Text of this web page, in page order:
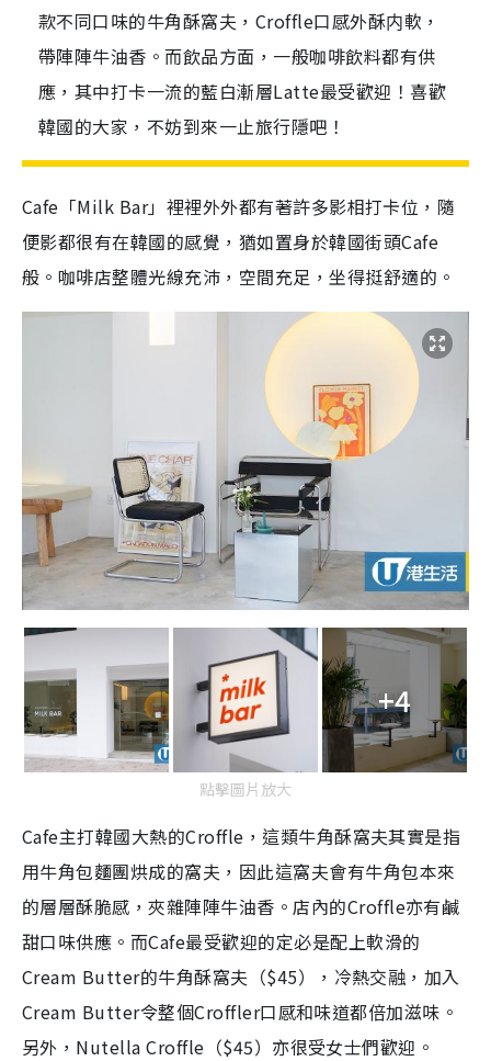
款不同口味的牛角酥窩夫，Croffle口感外酥内軟，
帶陣陣牛油香。而飲品方面，一般咖啡飲料都有供
應，其中打卡一流的藍白漸層Latte最受歡迎！喜歡
韓國的大家，不妨到來一止旅行隱吧！
Cafe「Milk Bar」裡裡外外都有著許多影相打卡位，隨
便影都很有在韓國的感覺，猶如置身於韓國街頭Cafe
般。咖啡店整體光線充沛，空間充足，坐得挺舒適的。
+4
點擊圖片放大
Cafe主打韓國大熱的Croffle，這類牛角酥窩夫其實是指
用牛角包麵團烘成的窩夫，因此這窩夫會有牛角包本來
的層層酥脆感，夾雜陣陣牛油香。店內的Croffle亦有鹹
甜口味供應。而Cafe最受歡迎的定必是配上軟滑的
Cream Butter的牛角酥窩夫（$45），冷熱交融，加入
Cream Butter令整個Croffler口感和味道都倍加滋味。
另外，Nutella Croffle（$45）亦很受女士們歡迎。